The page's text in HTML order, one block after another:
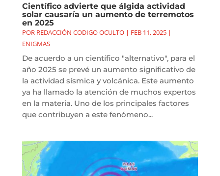
Científico advierte que álgida actividad
solar causaría un aumento de terremotos
en 2025
POR REDACCIÓN CODIGO OCULTO| FEB 11, 2025|
ENIGMAS
De acuerdo a un científico "alternativo", para el
año 2025 se prevé un aumento significativo de
la actividad sísmica y volcánica. Este aumento
ya ha llamado la atención de muchos expertos
en la materia. Uno de los principales factores
que contribuyen a este fenómeno...